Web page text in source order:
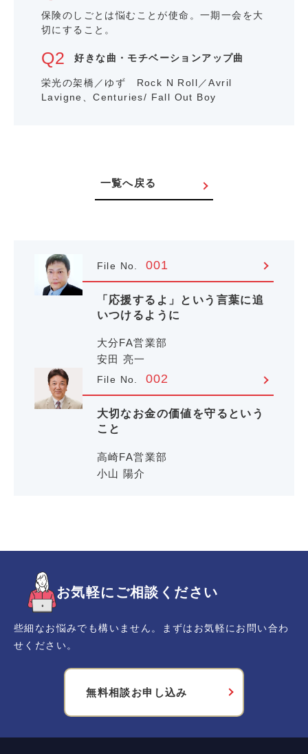
保険のしごとは悩むことが使命。一期一会を大
切にすること。
好きな曲・モチベーションアップ曲
栄光の架橋／ゆず Rock N Roll／Avril
Lavigne、Centuries/ Fall Out Boy
一覧へ戻る
File No. 001
「応援するよ」という言葉に追
いつけるように
大分FA営業部
安田 亮一
File No. 002
大切なお金の価値を守るという
こと
高崎FA営業部
小山 陽介
お気軽にご相談ください
些細なお悩みでも構いません。まずはお気軽にお問い合わ
せください。
無料相談お申し込み